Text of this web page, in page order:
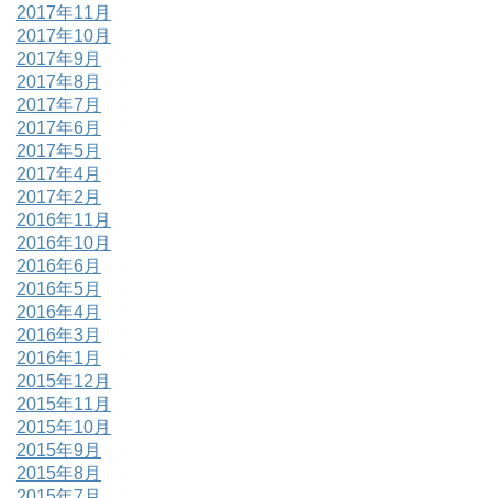
2017年11月
2017年10月
2017年9月
2017年8月
2017年7月
2017年6月
2017年5月
2017年4月
2017年2月
2016年11月
2016年10月
2016年6月
2016年5月
2016年4月
2016年3月
2016年1月
2015年12月
2015年11月
2015年10月
2015年9月
2015年8月